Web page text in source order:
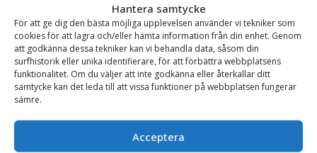
Hantera samtycke
För att ge dig den bästa möjliga upplevelsen använder vi tekniker som
cookies för att lagra och/eller hämta information från din enhet. Genom
att godkänna dessa tekniker kan vi behandla data, såsom din
surfhistorik eller unika identifierare, för att förbättra webbplatsens
funktionalitet. Om du väljer att inte godkänna eller återkallar ditt
samtycke kan det leda till att vissa funktioner på webbplatsen fungerar
sämre.
Acceptera
BESKRIVNING
bredd 3400 mm, vikt 2150 kg, med sparskär